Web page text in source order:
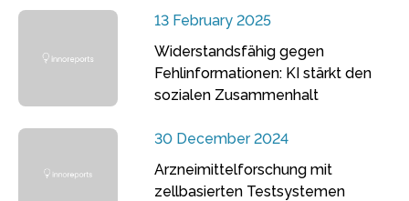
13 February 2025
Widerstandsfähig gegen
Fehlinformationen: KI stärkt den
sozialen Zusammenhalt
30 December 2024
Arzneimittelforschung mit
zellbasierten Testsystemen